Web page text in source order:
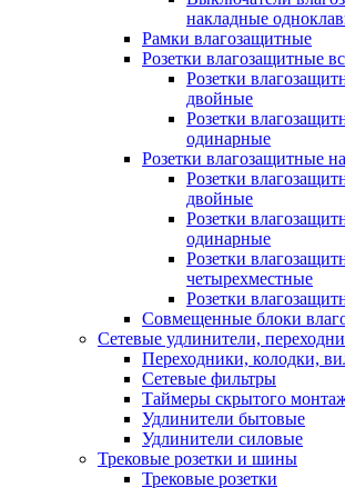
накладные
Рамки влагозащитные
Розетки влагозащитные
Розетки
двойные
Розетки
одинарные
Розетки влагозащитные
Розетки
двойные
Розетки
одинарные
Розетки
четырехместные
Розетки
Совмещенные блоки
Сетевые удлинители,
Переходники, колодки,
Сетевые фильтры
Таймеры скрытого
Удлинители бытовые
Удлинители силовые
Трековые розетки и шины
Трековые розетки